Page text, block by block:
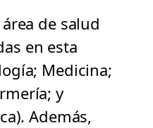
de salud
en esta
Medicina;
y
Además,